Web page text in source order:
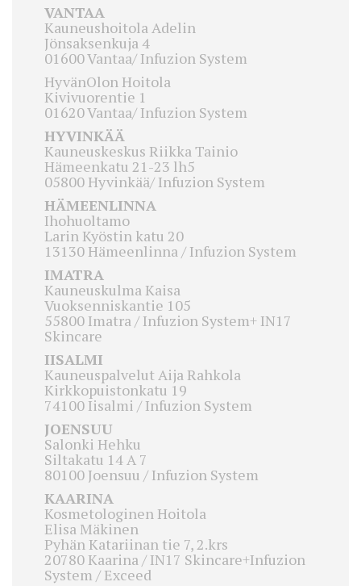
VANTAA
Kauneushoitola Adelin
Jönsaksenkuja 4
01600 Vantaa/ Infuzion System
HyvänOlon Hoitola
Kivivuorentie 1
01620 Vantaa/ Infuzion System
HYVINKÄÄ
Kauneuskeskus Riikka Tainio
Hämeenkatu 21-23 lh5
05800 Hyvinkää/ Infuzion System
HÄMEENLINNA
Ihohuoltamo
Larin Kyöstin katu 20
13130 Hämeenlinna / Infuzion System
IMATRA
Kauneuskulma Kaisa
Vuoksenniskantie 105
55800 Imatra / Infuzion System+ IN17
Skincare
IISALMI
Kauneuspalvelut Aija Rahkola
Kirkkopuistonkatu 19
74100 Iisalmi / Infuzion System
JOENSUU
Salonki Hehku
Siltakatu 14 A 7
80100 Joensuu / Infuzion System
KAARINA
Kosmetologinen Hoitola
Elisa Mäkinen
Pyhän Katariinan tie 7, 2.krs
20780 Kaarina / IN17 Skincare+Infuzion
System / Exceed